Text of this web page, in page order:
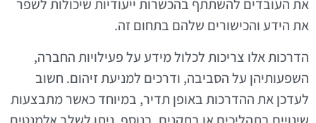
את העובדים להשתתף בהכשרות ייעודיות שיכולות לשפר
את הידע והכישורים שלהם בתחום זה.
הדרכות אלו צריכות לכלול מידע על פעילויות החברה,
השפעותיהן על הסביבה, ודרכים למניעת זיהום. חשוב
לעדכן את ההדרכות באופן תדיר, במיוחד כאשר מתבצעות